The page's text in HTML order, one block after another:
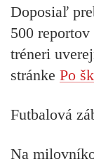
Doposiaľ
500
tréneri
stránke Po
Futbalová
Na